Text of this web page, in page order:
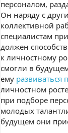
персоналом,
Он наряду с
коллективной
специалистам
должен
к личностному
смогли в
ему развиваться
личностном
при подборе
молодых
будущем они